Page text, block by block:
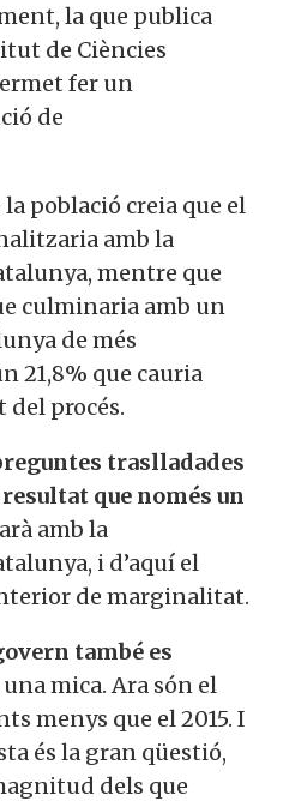
la que publica
de Ciències
fer un
de
la població creia que el
amb la
mentre que
culminaria amb un
de més
21,8% que cauria
del procés.
traslladades
que només un
amb la
i d’aquí el
de marginalitat.
també es
mica. Ara són el
menys que el 2015. I
és la gran qüestió,
dels que